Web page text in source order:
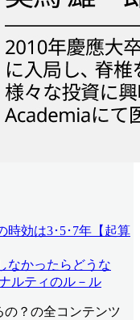
時効は3･5･7年【起算
なかったらどうな
ルティのル－ル
？ の全コンテンツ